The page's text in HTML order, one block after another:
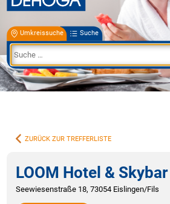
Umkreissuche Suche
ZURÜCK ZUR TREFFERLISTE
LOOM Hotel & Skybar
Seewiesenstraße 18, 73054 Eislingen/Fils